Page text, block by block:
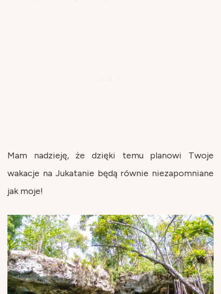
Mam nadzieję, że dzięki temu planowi Twoje
wakacje na Jukatanie będą równie niezapomniane
jak moje!